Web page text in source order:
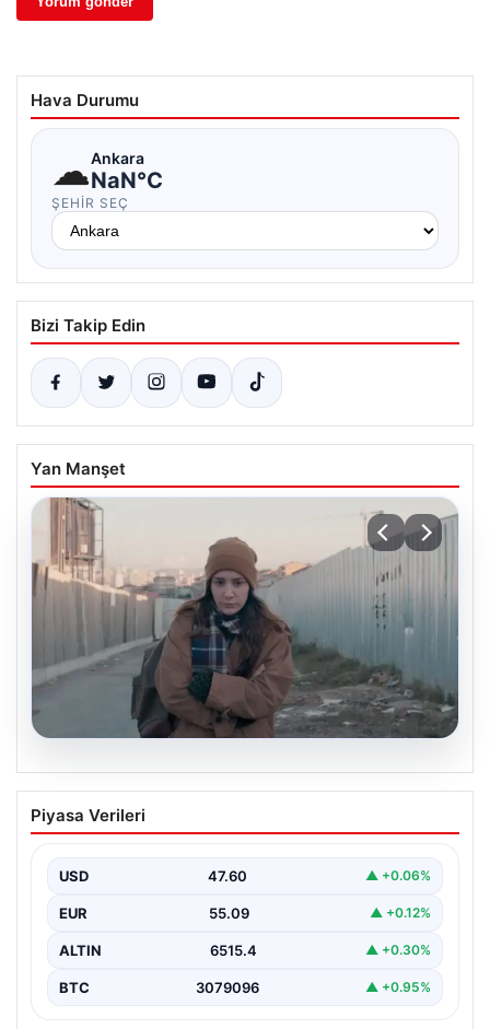
Hava Durumu
☁Ankara
NaN°C
ŞEHIR SEÇ
Bizi Takip Edin
Yan Manşet
Türk sinemasında farklı bir imza: Ceylan
Özgün Özçelik’in en iyi filmleri
Piyasa Verileri
USD 47.60 ▲ +0.06%
EUR 55.09 ▲ +0.12%
ALTIN 6515.4 ▲ +0.30%
BTC 3079096 ▲ +0.95%